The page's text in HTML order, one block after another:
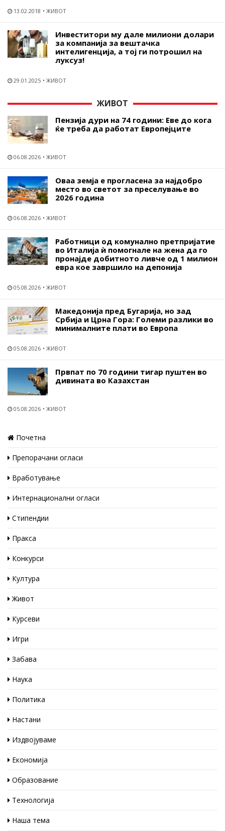
13.02.2018 ЖИВОТ
Инвеститори му дале милиони долари
за компанија за вештачка
интелигенција, а тој ги потрошил на
луксуз!
29.01.2025 ЖИВОТ
ЖИВОТ
Пензија дури на 74 години: Еве до кога
ќе треба да работат Европејците
06.08.2026 ЖИВОТ
Оваа земја е прогласена за најдобро
место во светот за преселување во
2026 година
06.08.2026 ЖИВОТ
Работници од комунално претпријатие
во Италија ѝ помогнале на жена да го
пронајде добитното ливче од 1 милион
евра кое завршило на депонија
05.08.2026 ЖИВОТ
Македонија пред Бугарија, но зад
Србија и Црна Гора: Големи разлики во
минималните плати во Европа
05.08.2026 ЖИВОТ
Првпат по 70 години тигар пуштен во
дивината во Казахстан
05.08.2026 ЖИВОТ
Почетна
Препорачани огласи
Вработување
Интернационални огласи
Стипендии
Пракса
Конкурси
Култура
Живот
Курсеви
Игри
Забава
Наука
Политика
Настани
Издвојуваме
Економија
Образование
Технологија
Наша тема